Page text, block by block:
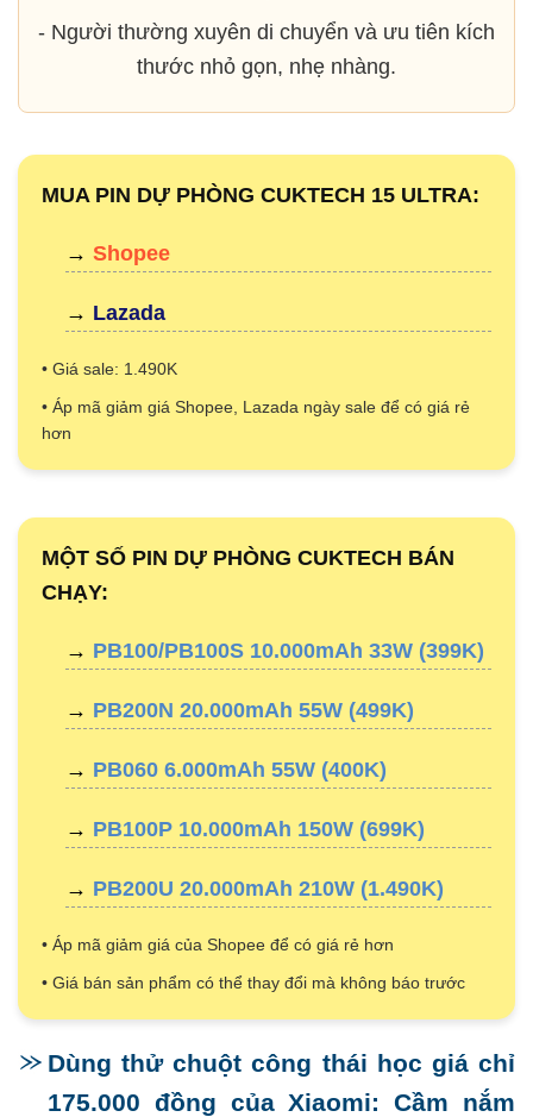
- Người thường xuyên di chuyển và ưu tiên kích
thước nhỏ gọn, nhẹ nhàng.
MUA PIN DỰ PHÒNG CUKTECH 15 ULTRA:
→ Shopee
→ Lazada
• Giá sale: 1.490K
• Áp mã giảm giá Shopee, Lazada ngày sale để có giá rẻ
hơn
MỘT SỐ PIN DỰ PHÒNG CUKTECH BÁN
CHẠY:
→ PB100/PB100S 10.000mAh 33W (399K)
→ PB200N 20.000mAh 55W (499K)
→ PB060 6.000mAh 55W (400K)
→ PB100P 10.000mAh 150W (699K)
→ PB200U 20.000mAh 210W (1.490K)
• Áp mã giảm giá của Shopee để có giá rẻ hơn
• Giá bán sản phẩm có thể thay đổi mà không báo trước
Dùng thử chuột công thái học giá chỉ
175.000 đồng của Xiaomi: Cầm nắm